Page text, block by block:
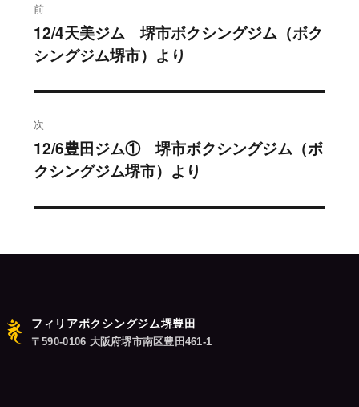
稿
ナ
ビ
ゲ
ー
前
過
去
稿:
12/4天美ジム 堺市ボクシングジム（ボク
シングジム堺市）より
次
次
の
12/6豊田ジム① 堺市ボクシングジム（ボ
クシングジム堺市）より
フィリアボクシングジム堺豊田
〒590-0106 大阪府堺市南区豊田461-1